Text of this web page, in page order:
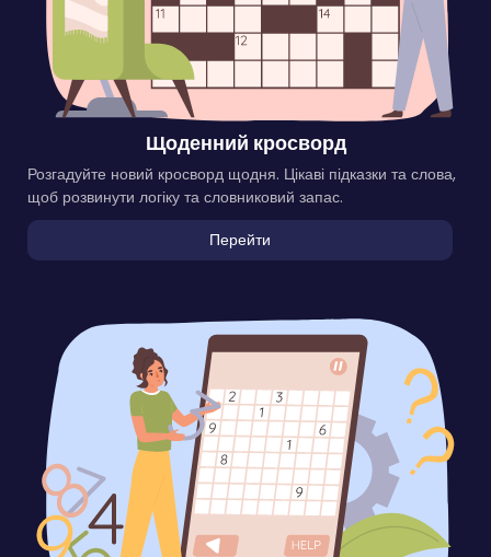
Щоденний кросворд
Розгадуйте новий кросворд щодня. Цікаві підказки та слова,
щоб розвинути логіку та словниковий запас.
Перейти